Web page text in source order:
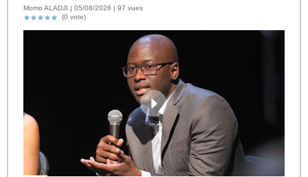
Momo ALADJI | 05/08/2026 | 97 vues
(0 vote)